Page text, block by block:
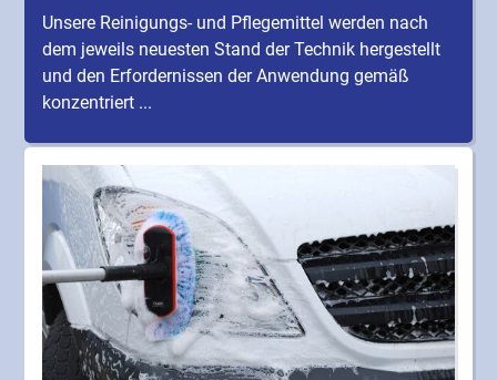
Unsere Reinigungs- und Pflegemittel werden nach
dem jeweils neuesten Stand der Technik hergestellt
und den Erfordernissen der Anwendung gemäß
konzentriert ...